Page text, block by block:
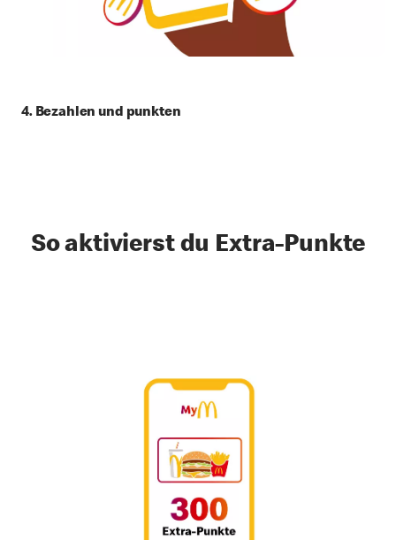
4. Bezahlen und punkten
So aktivierst du Extra-Punkte